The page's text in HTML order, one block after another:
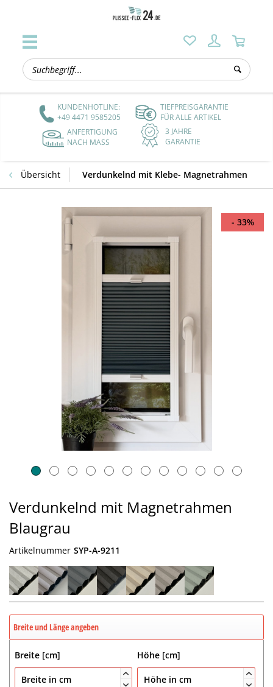
KUNDENHOTLINE:
+49 4471 9585205
TIEFPREISGARANTIE
FÜR ALLE ARTIKEL
ANFERTIGUNG
NACH MASS
3 JAHRE
GARANTIE
Übersicht Verdunkelnd mit Klebe- Magnetrahmen
- 33%
Verdunkelnd mit Magnetrahmen
Blaugrau
Artikelnummer SYP-A-9211
Breite und Länge angeben
Breite [cm]


Höhe [cm]

